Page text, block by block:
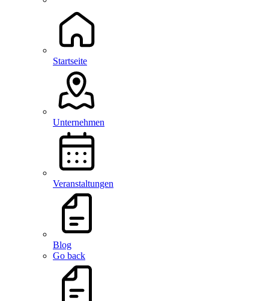
Startseite
Unternehmen
Veranstaltungen
Blog
Go back